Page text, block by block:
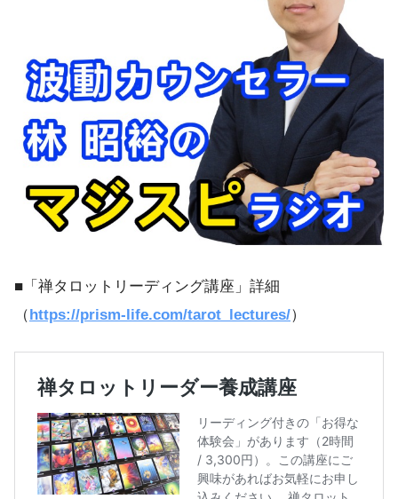
■「禅タロットリーディング講座」詳細
（https://prism-life.com/tarot_lectures/）